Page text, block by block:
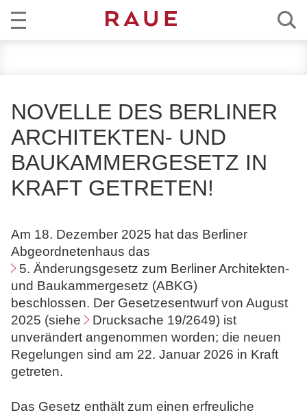
s
n
w
t
e
u
n
d
N
o
t
a
e
KARRIERE
ÜBER RAUE
DE
NOVELLE DES BERLINER
ARCHITEKTEN- UND
BAUKAMMERGESETZ IN
KRAFT GETRETEN!
Am 18. Dezember 2025 hat das Berliner
Abgeordnetenhaus das
5. Änderungsgesetz zum Berliner Architekten-
und Baukammergesetz (ABKG)
beschlossen. Der Gesetzesentwurf von August
2025 (siehe
Drucksache 19/2649) ist
unverändert angenommen worden; die neuen
Regelungen sind am 22. Januar 2026 in Kraft
getreten.
Das Gesetz enthält zum einen erfreuliche